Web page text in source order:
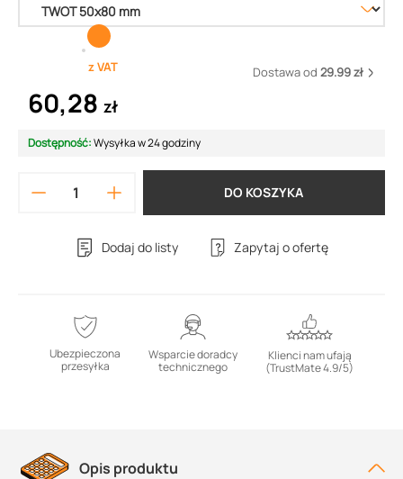
z VAT Dostawa od 29.99 zł
60,28 zł
Dostępność:Wysyłka w 24 godziny
DO KOSZYKA
Dodaj do listy Zapytaj o ofertę
Ubezpieczona
przesyłka
Wsparcie doradcy
technicznego
Klienci nam ufają
(TrustMate 4.9/5)
Opis produktu